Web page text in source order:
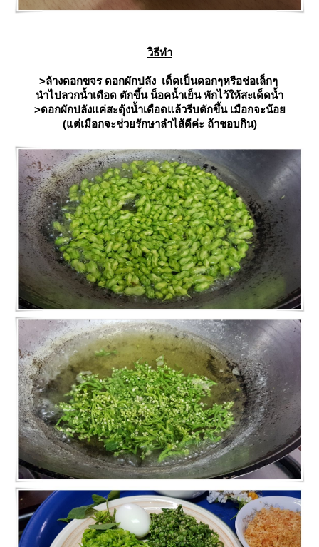
วิธีทำ
>ล้างดอกขจร ดอกผักปลัง เด็ดเป็นดอกๆหรือช่อเล็กๆ
นำไปลวกน้ำเดือด ตักขึ้น น็อคน้ำเย็น พักไว้ให้สะเด็ดน้ำ
>ดอกผักปลังแค่สะดุ้งน้ำเดือดแล้วรีบตักขึ้น เมือกจะน้อ
(แต่เมือกจะช่วยรักษาลำไส้ดีค่ะ ถ้าชอบกิน)